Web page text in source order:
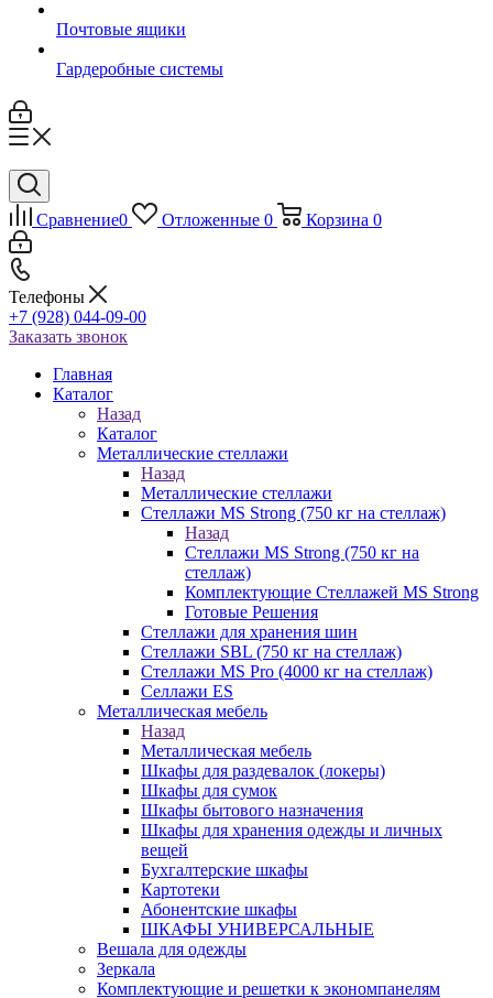
Почтовые ящики
Гардеробные системы
Сравнение0 Отложенные 0 Корзина 0
Телефоны
+7 (928) 044-09-00
Заказать звонок
Главная
Каталог
Назад
Каталог
Металлические стеллажи
Назад
Металлические стеллажи
Стеллажи MS Strong (750 кг на стеллаж)
Назад
Стеллажи MS Strong (750 кг на
стеллаж)
Комплектующие Стеллажей MS Strong
Готовые Решения
Стеллажи для хранения шин
Стеллажи SBL (750 кг на стеллаж)
Стеллажи MS Pro (4000 кг на стеллаж)
Селлажи ES
Металлическая мебель
Назад
Металлическая мебель
Шкафы для раздевалок (локеры)
Шкафы для сумок
Шкафы бытового назначения
Шкафы для хранения одежды и личных
вещей
Бухгалтерские шкафы
Картотеки
Абонентские шкафы
ШКАФЫ УНИВЕРСАЛЬНЫЕ
Вешала для одежды
Зеркала
Комплектующие и решетки к экономпанелям